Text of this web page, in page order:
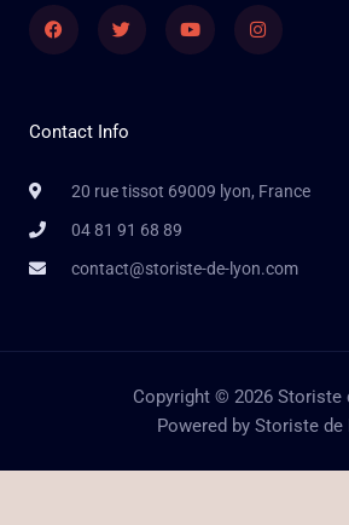
FacebookTwitter YoutubeInstagram
Contact Info
20 rue tissot 69009 lyon, France
04 81 91 68 89
contact@storiste-de-lyon.com
Copyright © 2026 Storiste
Powered by Storiste de